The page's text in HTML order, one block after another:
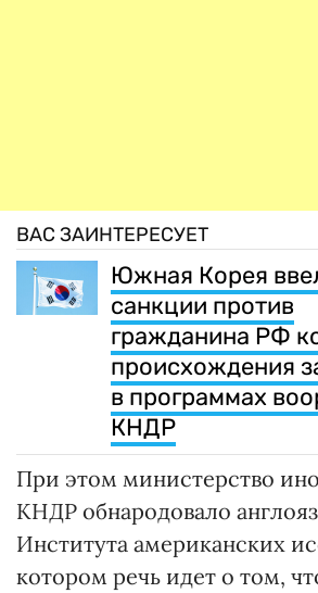
ВАС ЗАИНТЕРЕСУЕТ
Южная Корея
санкции против
гражданина РФ
происхождения
в программах
КНДР
При этом министерство
КНДР обнародовало
Института американских
котором речь идет о том,